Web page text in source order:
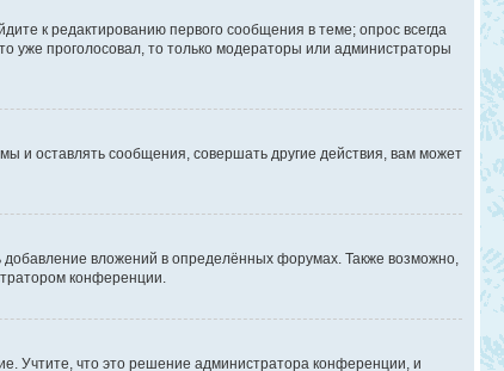
к редактированию первого сообщения в теме; опрос всегда
уже проголосовал, то только модераторы или администраторы
и оставлять сообщения, совершать другие действия, вам может
вложений в определённых форумах. Также возможно,
конференции.
Учтите, что это решение администратора конференции, и